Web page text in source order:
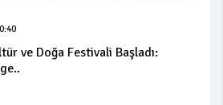
ve Doğa Festivali Başladı: